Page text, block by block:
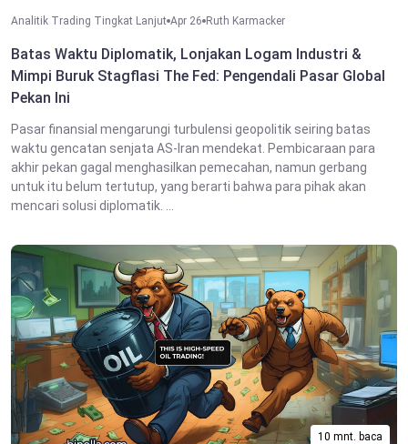
Analitik Trading Tingkat Lanjut Apr 26 Ruth Karmacker
Batas Waktu Diplomatik, Lonjakan Logam Industri &
Mimpi Buruk Stagflasi The Fed: Pengendali Pasar Global
Pekan Ini
Pasar finansial mengarungi turbulensi geopolitik seiring batas
waktu gencatan senjata AS-Iran mendekat. Pembicaraan para
akhir pekan gagal menghasilkan pemecahan, namun gerbang
untuk itu belum tertutup, yang berarti bahwa para pihak akan
mencari solusi diplomatik. ...
10 mnt. baca